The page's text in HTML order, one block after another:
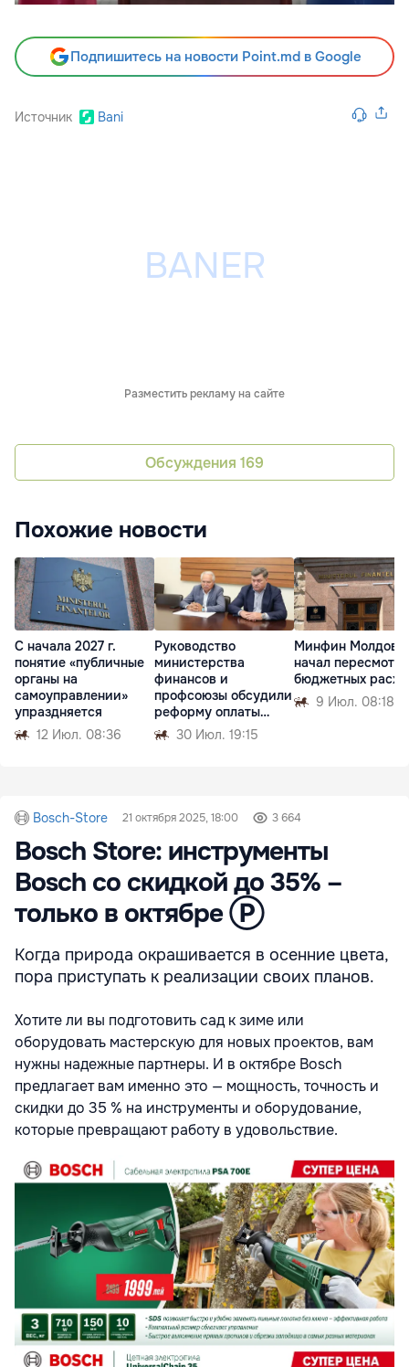
Подпишитесь на новости Point.md в Google
Источник Bani
Разместить рекламу на сайте
Обсуждения 169
Похожие новости
С начала 2027 г.
понятие «публичные
органы на
самоуправлении»
упраздняется
12 Июл. 08:36
Руководство
министерства
финансов и
профсоюзы обсудили
реформу оплаты
труда30 Июл. 19:15
Минфин Молдовы
начал пересмотр
бюджетных
9 Июл. 08:18
Bosch-Store 21 октября 2025, 18:00 3 664
Bosch Store: инструменты
Bosch со скидкой до 35% –
только в октябре Ⓟ
Когда природа окрашивается в осенние цвета,
пора приступать к реализации своих планов.
Хотите ли вы подготовить сад к зиме или
оборудовать мастерскую для новых проектов, вам
нужны надежные партнеры. И в октябре Bosch
предлагает вам именно это — мощность, точность и
скидки до 35 % на инструменты и оборудование,
которые превращают работу в удовольствие.